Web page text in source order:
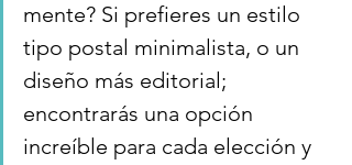
mente? Si prefieres un estilo
tipo postal minimalista, o un
diseño más editorial;
encontrarás una opción
increíble para cada elección y